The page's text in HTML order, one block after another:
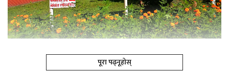
पूरा पढ्नूहोस्